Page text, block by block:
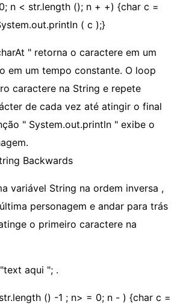
n < str.length (); n + +) {char c =
( c );}
" retorna o caractere em um
em um tempo constante. O loop
caractere na String e repete
de cada vez até atingir o final
" System.out.println " exibe o
Backwards
variável String na ordem inversa ,
personagem e andar para trás
o primeiro caractere na
aqui "; .
() -1 ; n> = 0; n - ) {char c =